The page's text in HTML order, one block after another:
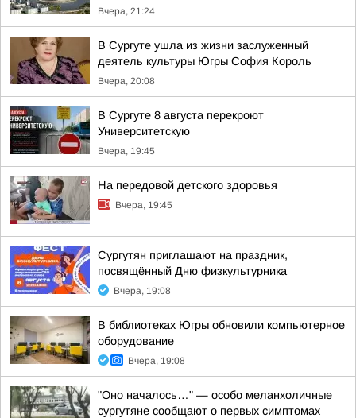
Вчера, 21:24
В Сургуте ушла из жизни заслуженный
деятель культуры Югры София Король
Вчера, 20:08
В Сургуте 8 августа перекроют
Университетскую
Вчера, 19:45
На передовой детского здоровья
Вчера, 19:45
Сургутян приглашают на праздник,
посвящённый Дню физкультурника
Вчера, 19:08
В библиотеках Югры обновили компьютерное
оборудование
Вчера, 19:08
"Оно началось…" — особо меланхоличные
сургутяне сообщают о первых симптомах